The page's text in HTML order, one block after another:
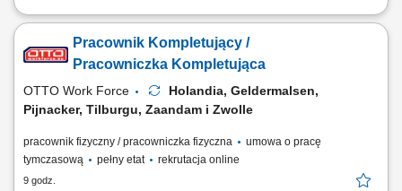
Twoje codzienne zadania Przygotowujesz zamówienia hurtowe dla
skanera ręcznego lub systemu voice pickingu; Podnosić i przenosić
paczki o różnej wadze; Zabezpieczać palety i przygotowywać je do
Pracownik Kompletujący /
Pracowniczka Kompletująca
OTTO Work Force
Holandia, Geldermalsen,
Pijnacker, Tilburgu, Zaandam i Zwolle
pracownik fizyczny / pracowniczka fizyczna
umowa o pracę
tymczasową
pełny etat rekrutacja online
9 godz.